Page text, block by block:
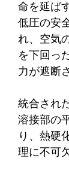
命を延ば
低圧の安
れ、空気
を下回っ
力が遮断
統合され
溶接部の
り、熱硬
理に不可